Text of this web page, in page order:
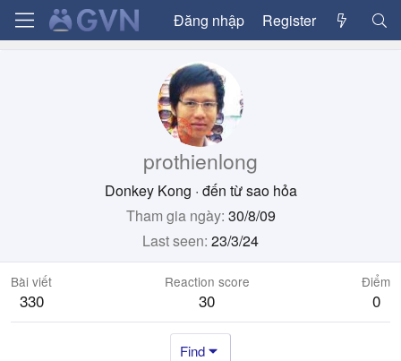
Đăng nhập Register
prothienlong
Donkey Kong · đến từsao hỏa
Tham gia ngày 30/8/09
Last seen 23/3/24
Bài viết
330
Reaction score
30
Điểm
0
Find